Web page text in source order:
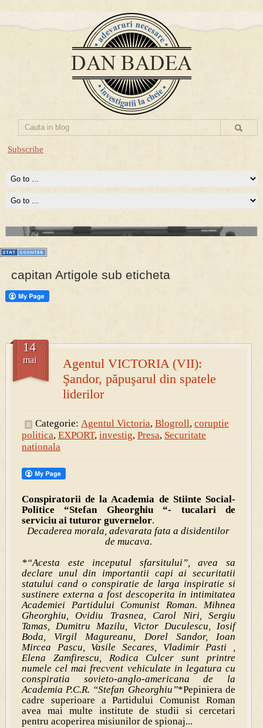
Subscribe
PRESA
Permise pentru vânătoarea de porci în costume, cu gulere albe
capitan Artigole sub eticheta
Agentul VICTORIA (VII):
Şandor, păpuşarul din spatele
liderilor
14
mai
Categorie: Agentul Victoria, Blogroll, coruptie
politica, EXPORT, investig, Presa, Securitate
nationala
Conspiratorii de la Academia de Stiinte Social-
Politice “Stefan Gheorghiu “- tucalari de
serviciu ai tuturor guvernelor.
Decaderea morala, adevarata fata a disidentilor
de mucava.
*“Acesta este inceputul sfarsitului”, avea sa
declare unul din importantii capi ai securitatii
statului cand o conspiratie de larga inspiratie si
sustinere externa a fost descoperita in intimitatea
Academiei Partidului Comunist Roman. Mihnea
Gheorghiu, Ovidiu Trasnea, Carol Niri, Sergiu
Tamas, Dumitru Mazilu, Victor Duculescu, Iosif
Boda, Virgil Magureanu, Dorel Sandor, Ioan
Mircea Pascu, Vasile Secares, Vladimir Pasti ,
Elena Zamfirescu, Rodica Culcer sunt printre
numele cel mai frecvent vehiculate in legatura cu
conspiratia sovieto-anglo-americana de la
Academia P.C.R. “Stefan Gheorghiu”*Pepiniera de
cadre superioare a Partidului Comunist Roman
avea mai multe institute de studii si cercetari
pentru acoperirea misiunilor de spionaj...